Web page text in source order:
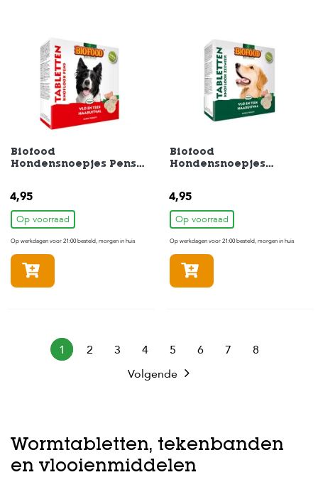
Biofood
Hondensnoepjes Pens
4,95
Op voorraad
Op werkdagen voor 21:00 besteld, morgen in huis
Biofood
Hondensnoepjes
4,95
Op voorraad
Op werkdagen voor 21:00 besteld, morgen in huis
1 2 3 4 5 6 7
8
Volgende
Wormtabletten, tekenbanden
en vlooienmiddelen